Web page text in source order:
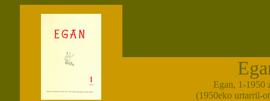
Egan, 1-1950
(1950eko urtarril-